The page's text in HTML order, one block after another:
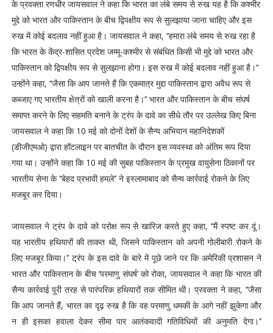
के प्रवक्ता रणधीर जायसवाल ने कहा कि भारत का लंबे समय से रुख यह है कि कश्मीर
मुद्दे को भारत और पाकिस्तान के बीच द्विपक्षीय रूप से सुलझाया जाना चाहिए और इस
रुख में कोई बदलाव नहीं हुआ है। जायसवाल ने कहा, ‘‘हमारा लंबे समय से रुख रहा है
कि भारत के केंद्र-शासित प्रदेश जम्मू-कश्मीर से संबंधित किसी भी मुद्दे को भारत और
पाकिस्तान को द्विपक्षीय रूप से सुलझाना होगा। इस रुख में कोई बदलाव नहीं हुआ है।’’
उन्होंने कहा, ‘‘जैसा कि आप जानते हैं कि एकमात्र मुद्दा पाकिस्तान द्वारा अवैध रूप से
कब्जाए गए भारतीय क्षेत्रों को खाली करना है।’’ भारत और पाकिस्तान के बीच संघर्ष
समाप्त करने के लिए सहमति बनाने के ट्रंप के दावे का सीधे तौर पर उल्लेख किए बिना
जायसवाल ने कहा कि 10 मई को दोनों देशों के सैन्य अभियान महानिदेशकों
(डीजीएमओ) द्वारा हॉटलाइन पर बातचीत के दौरान इस व्यवस्था को अंतिम रूप दिया
गया था। उन्होंने कहा कि 10 मई की सुबह पाकिस्तान के प्रमुख वायुसेना ठिकानों पर
भारतीय सेना के ‘‘बेहद प्रभावी हमले’’ ने इस्लामाबाद को सैन्य कार्रवाई रोकने के लिए
मजबूर कर दिया।
जायसवाल ने ट्रंप के दावे को परोक्ष रूप से खारिज करते हुए कहा, ‘‘मैं स्पष्ट कर दूं।
यह भारतीय हथियारों की ताकत थी, जिसने पाकिस्तान को अपनी गोलीबारी रोकने के
लिए मजबूर किया।’’ ट्रंप के इस दावे के बारे में पूछे जाने पर कि अमेरिकी प्रशासन ने
भारत और पाकिस्तान के बीच ‘परमाणु संघर्ष’ को रोका, जायसवाल ने कहा कि भारत की
सैन्य कार्रवाई पूरी तरह से पारंपरिक हथियारों तक सीमित थी। प्रवक्ता ने कहा, ‘‘जैसा
कि आप जानते हैं, भारत का दृढ़ रुख है कि वह परमाणु धमकी के आगे नहीं झुकेगा और
न ही इसका हवाला देकर सीमा पार आतंकवादी गतिविधियों की अनुमति देगा।’’